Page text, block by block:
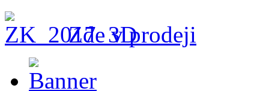
Zde v prodeji